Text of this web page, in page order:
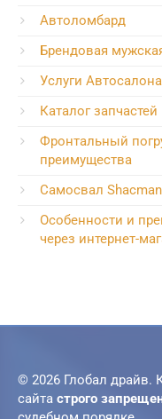
Автоломбард
Брендовая
Услуги
Каталог
Фронтальный
преимущества
Самосвал Shacman
Особенности и
через интернет-
© 2026 Глобал
сайта строго